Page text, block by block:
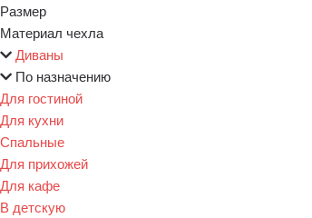
Размер
Материал чехла
Диваны
По назначению
Для гостиной
Для кухни
Спальные
Для прихожей
Для кафе
В детскую